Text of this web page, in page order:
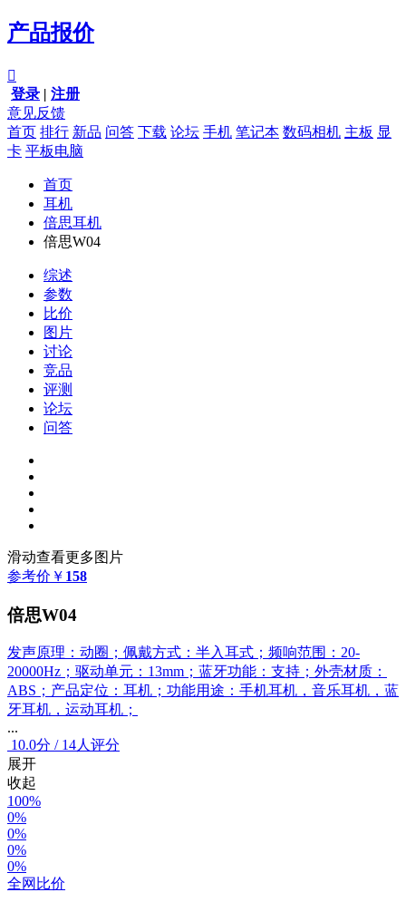
产品报价

登录 | 注册
意见反馈
首页 排行 新品 问答 下载 论坛 手机 笔记本 数码相机 主板 显
卡 平板电脑
首页
耳机
倍思耳机
倍思W04
综述
参数
比价
图片
讨论
竞品
评测
论坛
问答
滑动查看更多图片
参考价 ￥ 158
倍思W04
发声原理：动圈；佩戴方式：半入耳式；频响范围：20-
20000Hz；驱动单元：13mm；蓝牙功能：支持；外壳材质：
ABS；产品定位：耳机；功能用途：手机耳机，音乐耳机，蓝
牙耳机，运动耳机；
...
10.0分 / 14人评分
展开
收起
100%
0%
0%
0%
0%
全网比价